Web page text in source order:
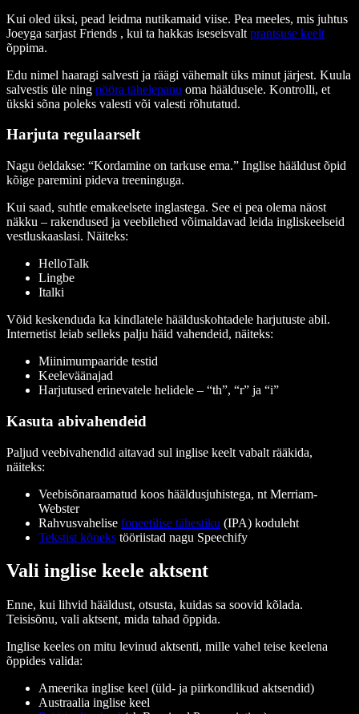
Kui oled üksi, pead leidma nutikamaid viise. Pea meeles, mis juhtus
Joeyga sarjast Friends , kui ta hakkas iseseisvalt prantsuse keelt
õppima.
Edu nimel haaragi salvesti ja räägi vähemalt üks minut järjest. Kuula
salvestis üle ning pööra tähelepanu oma hääldusele. Kontrolli, et
ükski sõna poleks valesti või valesti rõhutatud.
Harjuta regulaarselt
Nagu öeldakse: “Kordamine on tarkuse ema.” Inglise hääldust õpid
kõige paremini pideva treeninguga.
Kui saad, suhtle emakeelsete inglastega. See ei pea olema näost
näkku – rakendused ja veebilehed võimaldavad leida ingliskeelseid
vestluskaaslasi. Näiteks:
HelloTalk
Lingbe
Italki
Võid keskenduda ka kindlatele häälduskohtadele harjutuste abil.
Internetist leiab selleks palju häid vahendeid, näiteks:
Miinimumpaaride testid
Keeleväänajad
Harjutused erinevatele helidele – “th”, “r” ja “i”
Kasuta abivahendeid
Paljud veebivahendid aitavad sul inglise keelt vabalt rääkida,
näiteks:
Veebisõnaraamatud koos hääldusjuhistega, nt Merriam-
Webster
Rahvusvahelise foneetilise tähestiku (IPA) koduleht
Tekstist kõneks tööriistad nagu Speechify
Vali inglise keele aktsent
Enne, kui lihvid hääldust, otsusta, kuidas sa soovid kõlada.
Teisisõnu, vali aktsent, mida tahad õppida.
Inglise keeles on mitu levinud aktsenti, mille vahel teise keelena
õppides valida:
Ameerika inglise keel (üld- ja piirkondlikud aktsendid)
Austraalia inglise keel